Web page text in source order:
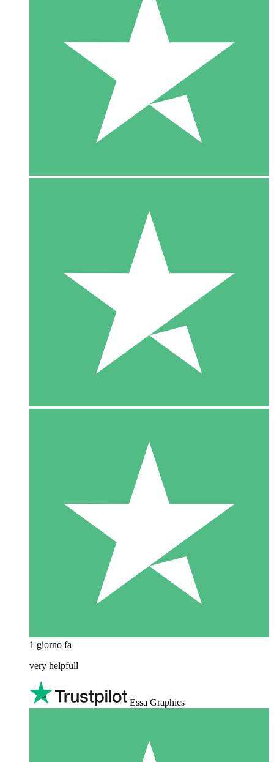
1 giorno fa
very helpfull
Essa Graphics